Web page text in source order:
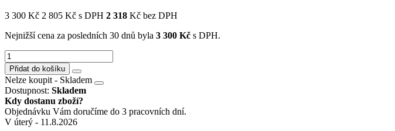
3 300 Kč 2 805 Kč s DPH 2 318 Kč bez DPH
Nejnižší cena za posledních 30 dnů byla 3 300 Kč s DPH.
Přidat do košíku
Nelze koupit - Skladem
Dostupnost: Skladem
Kdy dostanu zboží?
Objednávku Vám doručíme do 3 pracovních dní.
V úterý - 11.8.2026